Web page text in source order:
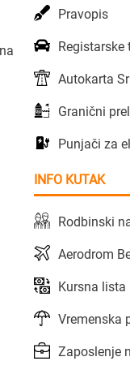
Pravopis
Registarske
Autokarta
Granični
Punjači za
INFO KUTAK
Rodbinski
Aerodrom
Kursna lista
Vremenska
Zaposlenje